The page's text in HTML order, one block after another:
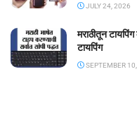
JULY 24, 2026
मराठीतून
टायपिंग
SEPTEMBER